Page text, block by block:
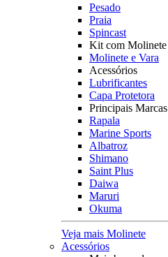
Pesado
Praia
Spincast
Kit com Molinete
Molinete e Vara
Acessórios
Lubrificantes
Capa Protetora
Principais Marcas
Rapala
Marine Sports
Albatroz
Shimano
Saint Plus
Daiwa
Maruri
Okuma
Veja mais Molinete
Acessórios